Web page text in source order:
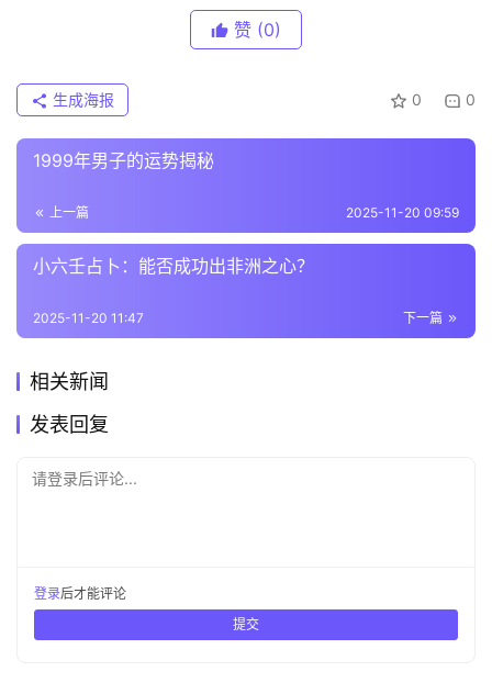
赞 (0)
0 0
生成海报
1999年男子的运势揭秘
上一篇 2025-11-20 09:59
小六壬占卜：能否成功出非洲之心？
下一篇
2025-11-20 11:47
相关新闻
发表回复
请登录后评论...
登录后才能评论
提交